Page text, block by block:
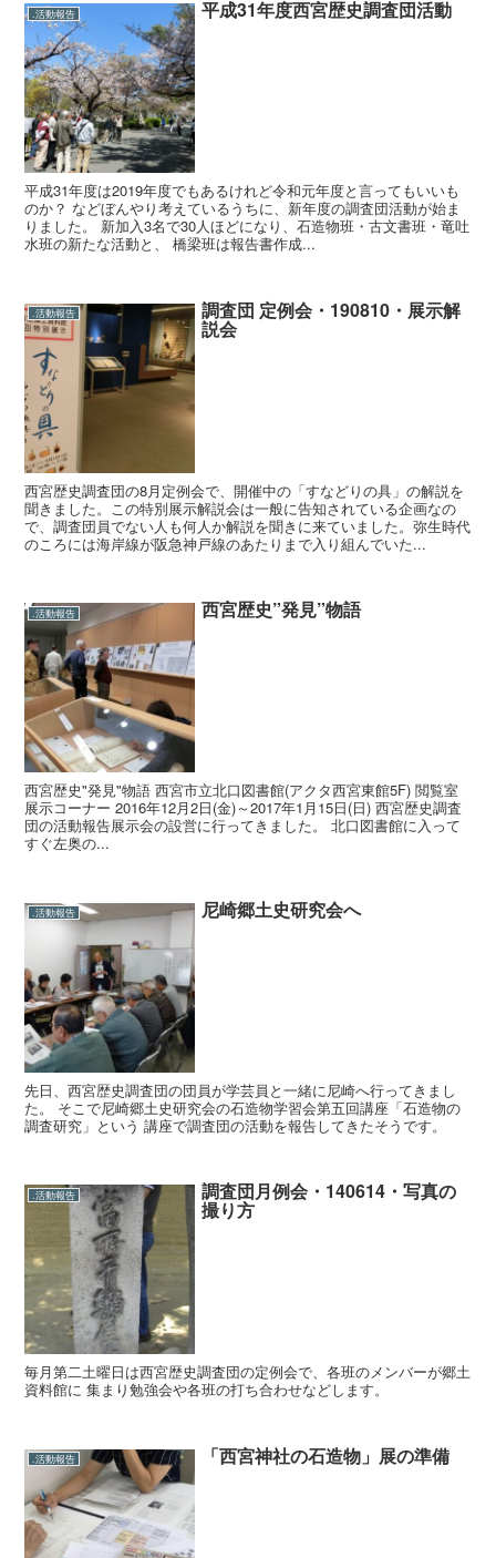
.活動報告 平成31年度西宮歴史調査団活動
平成31年度は2019年度でもあるけれど令和元年度と言ってもいいも
のか？ などぼんやり考えているうちに、新年度の調査団活動が始ま
りました。 新加入3名で30人ほどになり、石造物班・古文書班・竜吐
水班の新たな活動と、 橋梁班は報告書作成...
.活動報告 調査団 定例会・190810・展示解
説会
西宮歴史調査団の8月定例会で、開催中の「すなどりの具」の解説を
聞きました。この特別展示解説会は一般に告知されている企画なの
で、調査団員でない人も何人か解説を聞きに来ていました。弥生時代
のころには海岸線が阪急神戸線のあたりまで入り組んでいた...
.活動報告 西宮歴史”発見”物語
西宮歴史"発見"物語 西宮市立北口図書館(アクタ西宮東館5F) 閲覧室
展示コーナー 2016年12月2日(金)～2017年1月15日(日) 西宮歴史調査
団の活動報告展示会の設営に行ってきました。 北口図書館に入って
すぐ左奥の...
.活動報告 尼崎郷土史研究会へ
先日、西宮歴史調査団の団員が学芸員と一緒に尼崎へ行ってきまし
た。 そこで尼崎郷土史研究会の石造物学習会第五回講座「石造物の
調査研究」という 講座で調査団の活動を報告してきたそうです。
.活動報告 調査団月例会・140614・写真の
撮り方
毎月第二土曜日は西宮歴史調査団の定例会で、各班のメンバーが郷土
資料館に 集まり勉強会や各班の打ち合わせなどします。
.活動報告 「西宮神社の石造物」展の準備